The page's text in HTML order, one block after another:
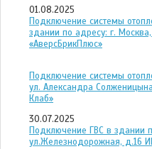
01.08.2025
Подключение системы
здании по адресу: г.
«АверсБрикПлюс»
Подключение системы
ул. Александра
Клаб»
30.07.2025
Подключение ГВС в здании
ул.Железнодорожная, д.16